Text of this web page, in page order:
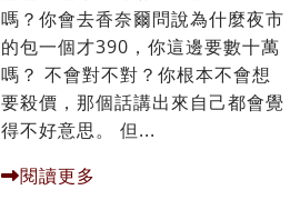
嗎？你會去香奈爾問說為什麼夜市
的包一個才390，你這邊要數十萬
嗎？ 不會對不對？你根本不會想
要殺價，那個話講出來自己都會覺
得不好意思。 但...
閱讀更多